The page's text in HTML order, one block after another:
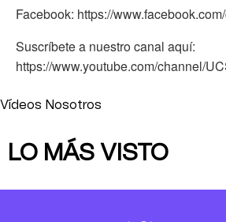
Facebook: https://
Suscríbete a nuestro canal aquí:
https://www.youtube.com/channel/
Vídeos Nosotros
LO MÁS VISTO